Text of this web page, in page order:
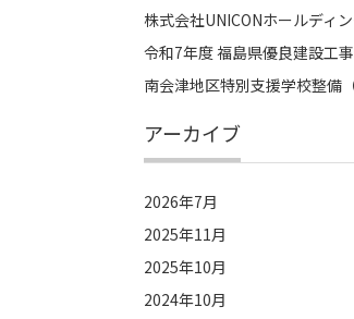
株式会社UNICONホールディ
令和7年度 福島県優良建設工
南会津地区特別支援学校整備
アーカイブ
2026年7月
2025年11月
2025年10月
2024年10月